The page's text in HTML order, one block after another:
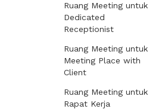
Ruang Meeting untuk
Dedicated
Receptionist
Ruang Meeting untuk
Meeting Place with
Client
Ruang Meeting untuk
Rapat Kerja